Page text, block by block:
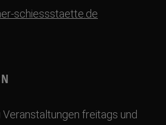
schiessstaette.de
Veranstaltungen freitags und